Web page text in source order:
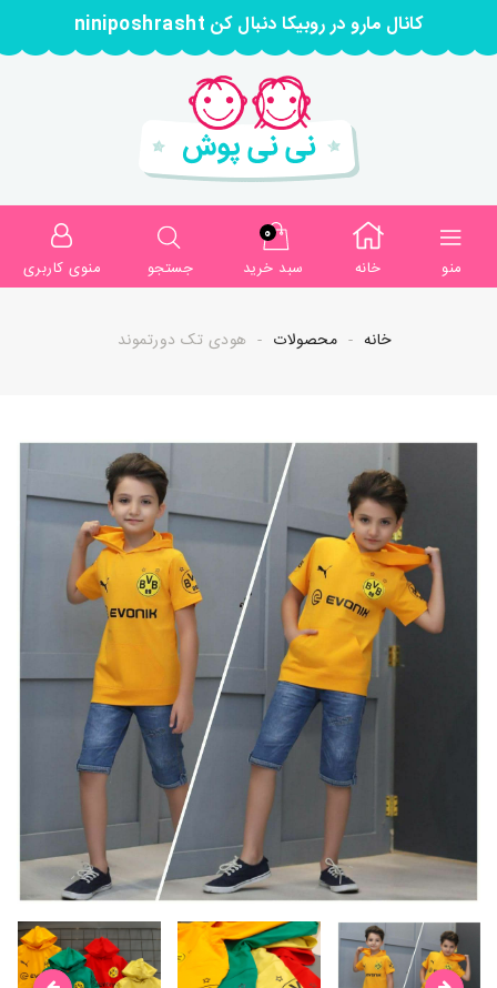
کانال مارو در روبیکا دنبال کن niniposhrasht
منو خانه
0
سبد خرید
جستجو منوی کاربری
خانه محصولات هودی تک دورتموند